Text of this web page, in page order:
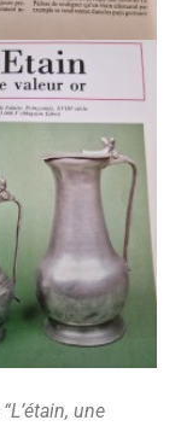
“L’étain, une